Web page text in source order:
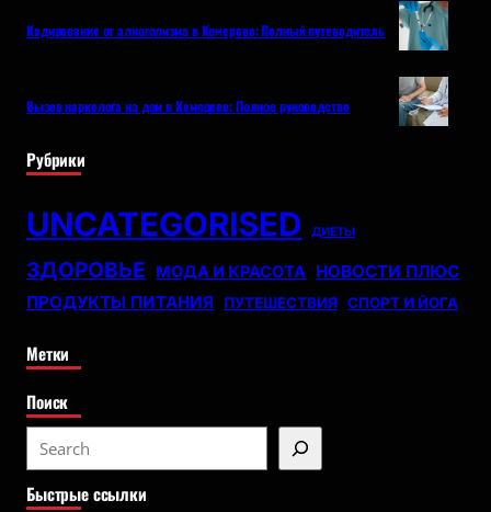
Кодирование от алкоголизма в Кемерово: Полный путеводитель
Вызов нарколога на дом в Кемерово: Полное руководство
Рубрики
UNCATEGORISED ДИЕТЫ
ЗДОРОВЬЕ МОДА И КРАСОТА НОВОСТИ ПЛЮС
ПРОДУКТЫ ПИТАНИЯ
ПУТЕШЕСТВИЯ СПОРТ И ЙОГА
Метки
Поиск
e
a
Быстрые ссылки